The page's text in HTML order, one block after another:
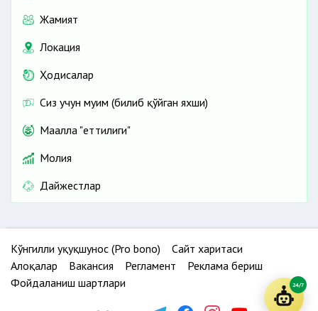
Жамият
Локация
Ҳодисалар
Сиз учун муҳим (билиб қўйган яхши)
Маҳалла "еттилиги"
Молия
Дайжестлар
Кўнгилли ҳуқуқшунос (Pro bono)
Сайт харитаси
Алоқалар
Вакансия Регламент
Реклама бериш
Фойдаланиш шартлари
24/7